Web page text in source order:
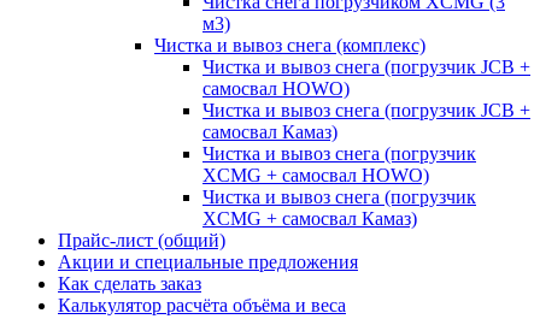
м3)
Чистка и вывоз снега (комплекс)
Чистка и вывоз снега (погрузчик JCB +
самосвал HOWO)
Чистка и вывоз снега (погрузчик JCB +
самосвал Камаз)
Чистка и вывоз снега (погрузчик
XCMG + самосвал HOWO)
Чистка и вывоз снега (погрузчик
XCMG + самосвал Камаз)
Прайс-лист (общий)
Акции и специальные предложения
Как сделать заказ
Калькулятор расчёта объёма и веса